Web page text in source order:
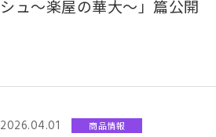
シュ〜楽屋の華大〜」篇公開
2026.04.01 商品情報